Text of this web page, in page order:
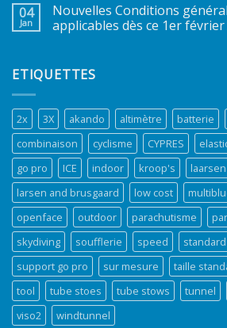
04
Jan
Nouvelles Conditions
applicables dès ce 1er février
ETIQUETTES
2x 3X akando altimètre batterie
combinaison
cyclisme CYPRES
go pro
ICE indoor kroop's
larsen and brusgaard
low cost
openface
outdoor parachutisme
skydiving
soufflerie speed standard
support go pro
sur mesure taille
tool
tube stoes tube stows tunnel
viso2
windtunnel